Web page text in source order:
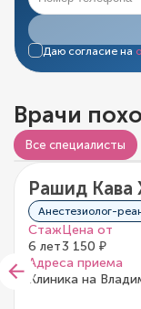
Даю согласие на
Врачи
Все специалисты
0/5
0 отзывов
Рашид Кава
Анестезиолог-
Стаж
6 лет
Цена от
3 150 ₽
Адреса приема
Клиника на